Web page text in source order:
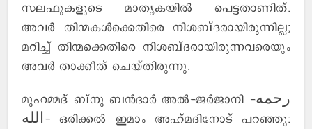
സലഫുകളുടെ മാതൃകയില്‍ പെട്ടതാണിത്.
അവര്‍ തിന്മകള്‍ക്കെതിരെ നിശബ്ദരായിരുന്നില്ല;
മറിച്ച് തിന്മക്കെതിരെ നിശബ്ദരായിരുന്നവരെയും
അവര്‍ താക്കീത് ചെയ്തിരുന്നു.
മുഹമ്മദ് ബ്നു ബന്‍ദാര്‍ അല്‍-ജര്‍ജാനി -رحمه
الله- ഒരിക്കല്‍ ഇമാം അഹ്മദിനോട് പറഞ്ഞു: